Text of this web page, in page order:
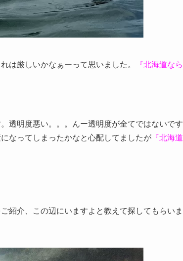
は厳しいかなぁーって思いました。 『北海道な
透明度悪い。。。んー透明度が全てではないで
なってしまったかなと心配してましたが 『北海
紹介、この辺にいますよと教えて探してもらい